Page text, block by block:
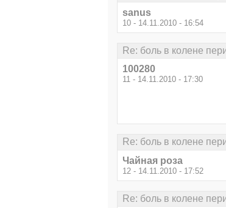
sanus
10 - 14.11.2010 - 16:54
Re: боль в колене
100280
11 - 14.11.2010 - 17:30
Re: боль в колене
Чайная роза
12 - 14.11.2010 - 17:52
Re: боль в колене